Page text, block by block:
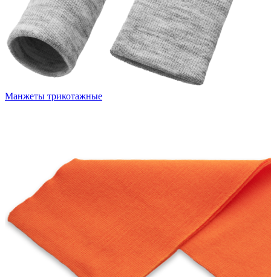
Манжеты трикотажные